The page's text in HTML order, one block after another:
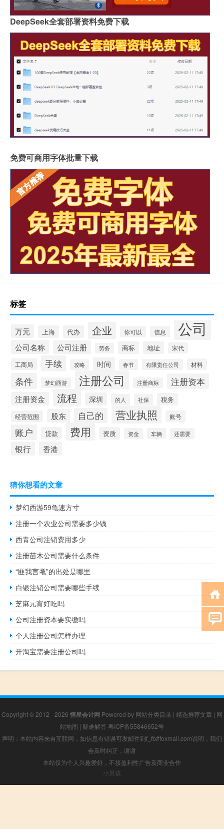
DeepSeek全套部署资料免费下载
免费可商用字体批量下载
标签
万元 上海 代办 企业 你可以 信息 公司
公司名称 公司注册 劳务 商标 地址 宋代
工商局 手续 攻略 时间 春节 有限责任公司 材料
条件 梦幻西游 注册公司 注册商标 注册资本
注册资金 流程 深圳 的人 社保 税务
经营范围 股东 自己的 营业执照 账号
账户 贷款 费用 资质 资金 车辆 还需要
银行 香港
猜你想看的文章
梦幻西游59龟速方寸
注册一个农业公司需要多少钱
西青公司注销费用多少
注册苗木公司需要什么条件
“匪我言耄”的出处是哪里
白银注销公司需要哪些手续
芝麻元宵好吃吗
公司注册资本要实缴吗
个人注册公司怎样办理
开淘宝需要注册公司吗
Copyright © 2012 - 2026 恒星会计网 Powered by 网站分类目录 | 精选推荐文章 | 网
站地图 | 疑难解答 粤ICP备55846652号
声明：本站内容来自互联网，如信息有错误可发邮件到f_fb#foxmail.com说明，我们
会及时纠正，谢谢
本站仅为个人兴趣爱好，不接盈利性广告及商业合作
小男孩